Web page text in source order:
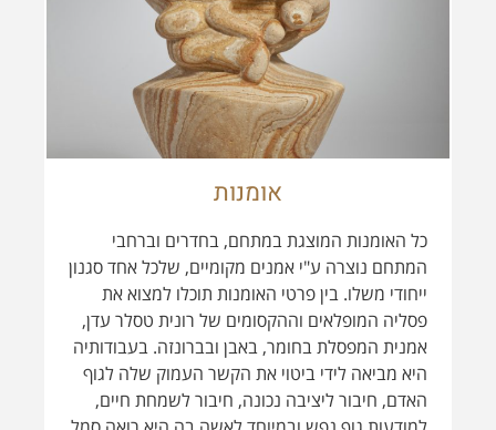
כל האומנות המוצגת במתחם, בחדרים וברחבי
המתחם נוצרה ע"י אמנים מקומיים, שלכל אחד סגנון
בין פרטי האומנות תוכלו למצוא את
פסליה המופלאים וההקסומים של רונית טסלר עדן,
אמנית המפסלת בחומר, באבן ובברונזה. בעבודותיה
היא מביאה לידי ביטוי את הקשר העמוק שלה לגוף
האדם, חיבור ליציבה נכונה, חיבור לשמחת חיים,
למודעות גוף נפש ובמיוחד לאשה בה היא רואה סמל
לעוצמה, להכלה, אהבה והרמוניה. הסטודיו של
רונית נמצא בזכרון יעקב , במרכז המושבה ולצידו
נמצאת גלריה בה מוצגות עבודותיה.
קישור לאתר